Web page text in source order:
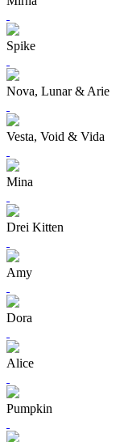
Spike
Nova, Lunar & Arie
Vesta, Void & Vida
Mina
Drei Kitten
Amy
Dora
Alice
Pumpkin